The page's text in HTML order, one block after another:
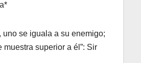
uno se iguala a su enemigo;
muestra superior a él”: Sir